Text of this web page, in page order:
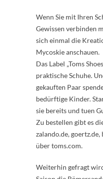
Wenn Sie mit Ihren
Gewissen verbinden
sich einmal die
Mycoskie anschauen.
Das Label „Toms
praktische Schuhe.
gekauften Paar
bedürftige Kinder.
sie bereits und tuen
Zu bestellen gibt es
zalando.de,
über toms.com.
Weiterhin gefragt